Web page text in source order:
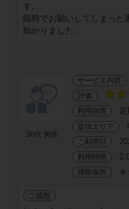
す。
臨時でお願いしてしまった
助かりました。
30代 男性
サービス内容
評価
利用頻度
定
提供エリア
ご利用日
利用時間
掃除場所
ご感想